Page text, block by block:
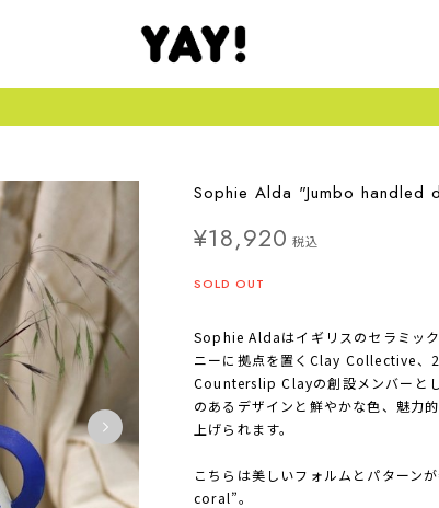
Sophie Alda "Jumbo handled
¥18,920 税込
SOLD OUT
Sophie Aldaはイギリスのセラミッ
ニーに拠点を置くClay Collective、
Counterslip Clayの創設メンバーと
のあるデザインと鮮やかな色、魅力
上げられます。
こちらは美しいフォルムとパター
coral”。